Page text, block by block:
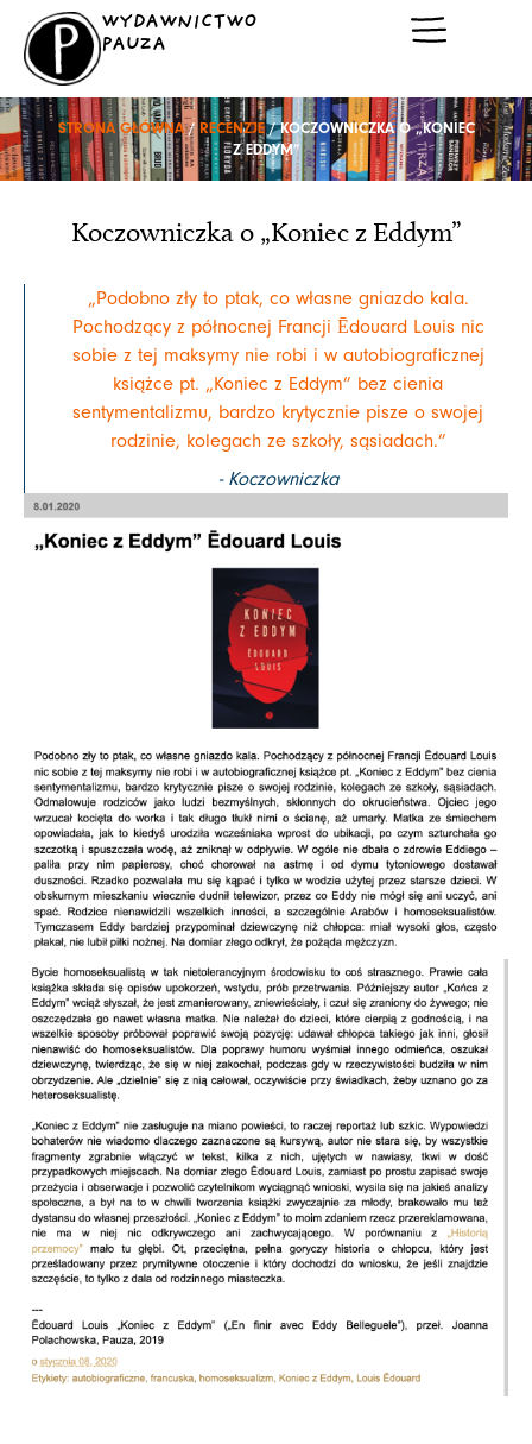
Przejdź
treści
WYDAWNICTWO
PAUZA
STRONA GŁÓWNA/ RECENZJE/ KOCZOWNICZKA O „KONIEC
Z EDDYM”
Koczowniczka o „Koniec z Eddym”
„Podobno zły to ptak, co własne gniazdo kala.
Pochodzący z północnej Francji Ēdouard Louis nic
sobie z tej maksymy nie robi i w autobiograficznej
książce pt. „Koniec z Eddym” bez cienia
sentymentalizmu, bardzo krytycznie pisze o swojej
rodzinie, kolegach ze szkoły, sąsiadach.”
- Koczowniczka